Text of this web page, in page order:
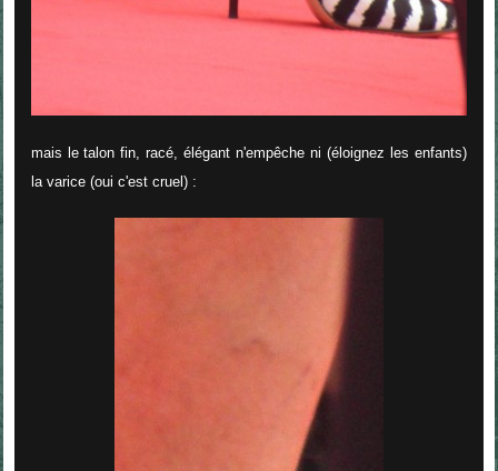
mais le talon fin, racé, élégant n'empêche ni (éloignez les enfants)
la varice (oui c'est cruel) :